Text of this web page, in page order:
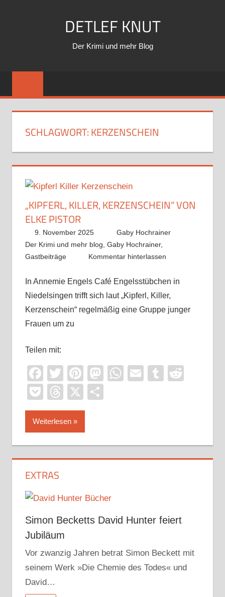
DETLEF KNUT
Der Krimi und mehr Blog
SCHLAGWORT:KERZENSCHEIN
„KIPFERL, KILLER, KERZENSCHEIN“ VON
ELKE PISTOR
9. November 2025
Gaby Hochrainer
Der Krimi und mehr blog Gaby Hochrainer,
Gastbeiträge
Kommentar hinterlassen
In Annemie Engels Café Engelsstübchen in
Niedelsingen trifft sich laut „Kipferl, Killer,
Kerzenschein“ regelmäßig eine Gruppe junger
Frauen um zu
Teilen mit:
Facebook
TwitterPinterest
Mastodon
WhatsApp
EmailTumblr
PocketThreads
X
Weiterlesen
EXTRAS
Simon Becketts David Hunter feiert
Jubiläum
Vor zwanzig Jahren betrat Simon Beckett mit
seinem Werk »Die Chemie des Todes« und
David…